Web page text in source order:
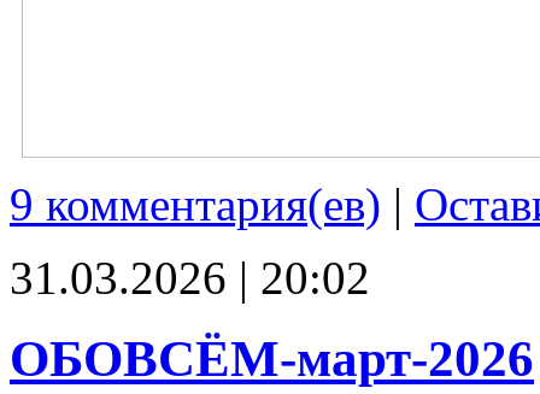
9 комментария(ев) |
31.03.2026 | 20:02
ОБОВСЁМ-март-2026